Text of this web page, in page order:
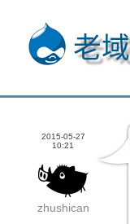
老
2015-05-27
10:21
zhushican